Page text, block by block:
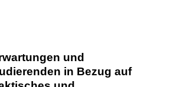
und
in Bezug auf